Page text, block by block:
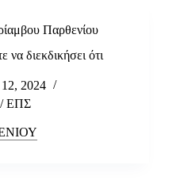
Παρθενίου
να διεκδικήσει ότι
2024
/ΕΠΣ